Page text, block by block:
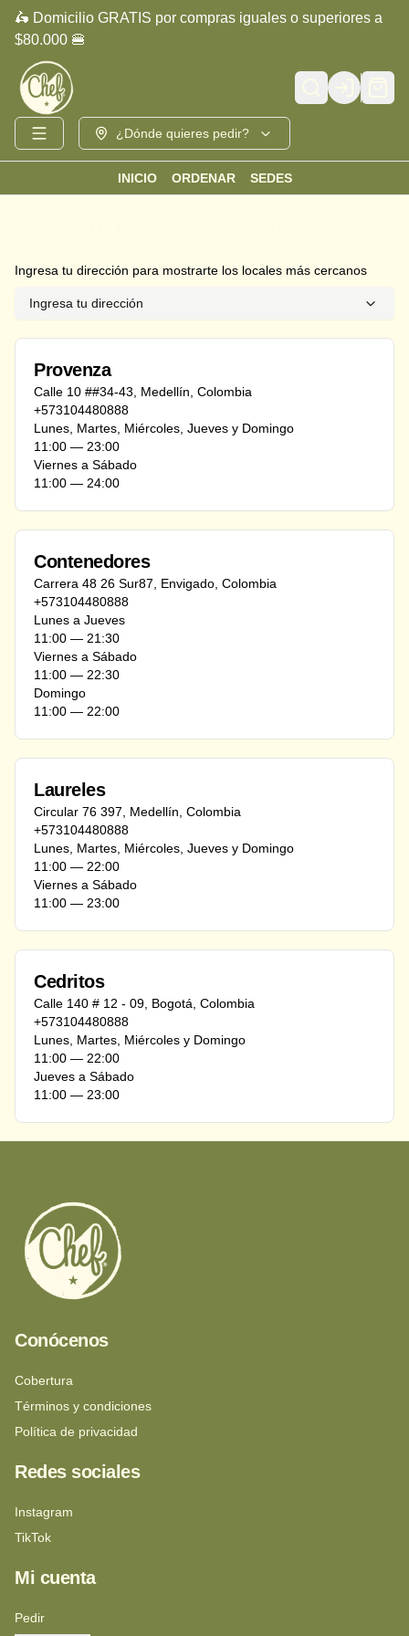
🛵 Domicilio GRATIS por compras iguales o superiores a
$80.000 🍔
Login
¿Dónde quieres pedir?
INICIO ORDENAR SEDES
Ingresa tu dirección para mostrarte los locales más cercanos
Ingresa tu dirección
Provenza
Calle 10 ##34-43 Medellín Colombia
+573104480888
Lunes, Martes, Miércoles, Jueves y Domingo
11:00 ― 23:00
Viernes a Sábado
11:00 ― 24:00
Contenedores
Carrera 48 26 Sur87 Envigado Colombia
+573104480888
Lunes a Jueves
11:00 ― 21:30
Viernes a Sábado
11:00 ― 22:30
Domingo
11:00 ― 22:00
Laureles
Circular 76 397 Medellín Colombia
+573104480888
Lunes, Martes, Miércoles, Jueves y Domingo
11:00 ― 22:00
Viernes a Sábado
11:00 ― 23:00
Cedritos
Calle 140 # 12 - 09 Bogotá Colombia
+573104480888
Lunes, Martes, Miércoles y Domingo
11:00 ― 22:00
Jueves a Sábado
11:00 ― 23:00
Conócenos
Cobertura
Términos y condiciones
Política de privacidad
Redes sociales
Instagram
TikTok
Mi cuenta
Pedir